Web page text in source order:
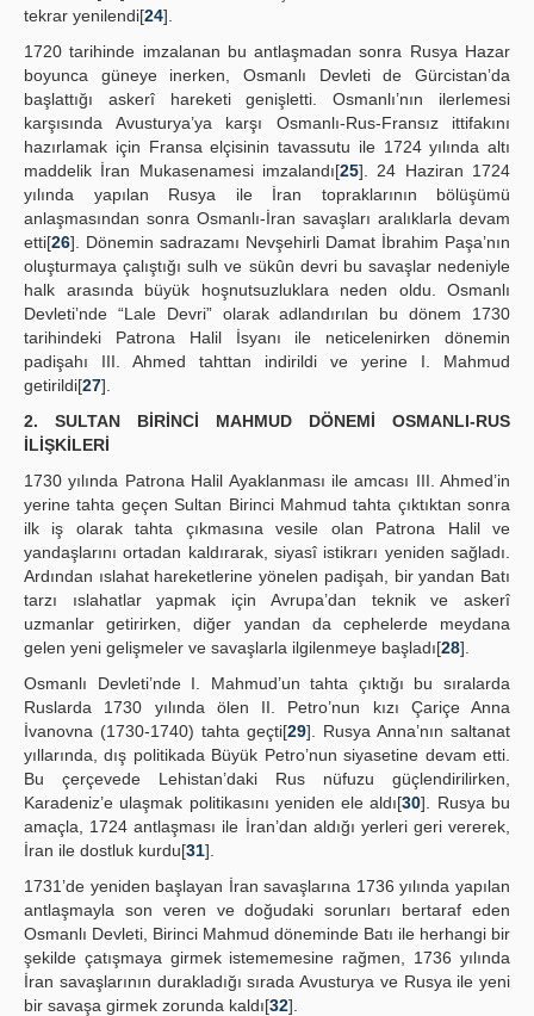
tekrar yenilendi[24].
1720 tarihinde imzalanan bu antlaşmadan sonra Rusya Hazar
boyunca güneye inerken, Osmanlı Devleti de Gürcistan’da
başlattığı askerî hareketi genişletti. Osmanlı’nın ilerlemesi
karşısında Avusturya’ya karşı Osmanlı-Rus-Fransız ittifakını
hazırlamak için Fransa elçisinin tavassutu ile 1724 yılında altı
maddelik İran Mukasenamesi imzalandı[25]. 24 Haziran 1724
yılında yapılan Rusya ile İran topraklarının bölüşümü
anlaşmasından sonra Osmanlı-İran savaşları aralıklarla devam
etti[26]. Dönemin sadrazamı Nevşehirli Damat İbrahim Paşa’nın
oluşturmaya çalıştığı sulh ve sükûn devri bu savaşlar nedeniyle
halk arasında büyük hoşnutsuzluklara neden oldu. Osmanlı
Devleti’nde “Lale Devri” olarak adlandırılan bu dönem 1730
tarihindeki Patrona Halil İsyanı ile neticelenirken dönemin
padişahı III. Ahmed tahttan indirildi ve yerine I. Mahmud
getirildi[27].
2. SULTAN BİRİNCİ MAHMUD DÖNEMİ OSMANLI-RUS
İLİŞKİLERİ
1730 yılında Patrona Halil Ayaklanması ile amcası III. Ahmed’in
yerine tahta geçen Sultan Birinci Mahmud tahta çıktıktan sonra
ilk iş olarak tahta çıkmasına vesile olan Patrona Halil ve
yandaşlarını ortadan kaldırarak, siyasî istikrarı yeniden sağladı.
Ardından ıslahat hareketlerine yönelen padişah, bir yandan Batı
tarzı ıslahatlar yapmak için Avrupa’dan teknik ve askerî
uzmanlar getirirken, diğer yandan da cephelerde meydana
gelen yeni gelişmeler ve savaşlarla ilgilenmeye başladı[28].
Osmanlı Devleti’nde I. Mahmud’un tahta çıktığı bu sıralarda
Ruslarda 1730 yılında ölen II. Petro’nun kızı Çariçe Anna
İvanovna (1730-1740) tahta geçti[29]. Rusya Anna’nın saltanat
yıllarında, dış politikada Büyük Petro’nun siyasetine devam etti.
Bu çerçevede Lehistan’daki Rus nüfuzu güçlendirilirken,
Karadeniz’e ulaşmak politikasını yeniden ele aldı[30]. Rusya bu
amaçla, 1724 antlaşması ile İran’dan aldığı yerleri geri vererek,
İran ile dostluk kurdu[31].
1731’de yeniden başlayan İran savaşlarına 1736 yılında yapılan
antlaşmayla son veren ve doğudaki sorunları bertaraf eden
Osmanlı Devleti, Birinci Mahmud döneminde Batı ile herhangi bir
şekilde çatışmaya girmek istememesine rağmen, 1736 yılında
İran savaşlarının durakladığı sırada Avusturya ve Rusya ile yeni
bir savaşa girmek zorunda kaldı[32].